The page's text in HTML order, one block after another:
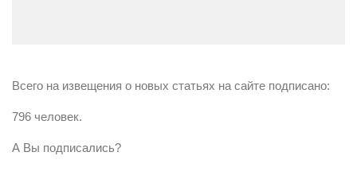
Всего на извещения о новых статьях на сайте подписано:
796 человек.
А Вы подписались?